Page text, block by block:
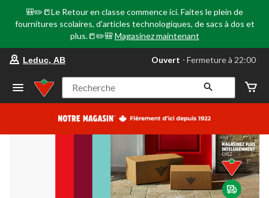
🎒✏️📒Le Retour en classe commence ici. Faites le plein de
fournitures scolaires, d'articles technologiques, de sacs à dos et
plus.📒✏️🎒 Magasinez maintenant
votre
préféré
Leduc,
AB,
courament
Fermeture
à
22:00
cliquer
pour
changer
Leduc, AB Ouvert ⋅ Fermeture à 22:00
Recherche